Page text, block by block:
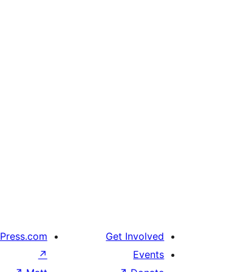
Get Involved
Events
↗